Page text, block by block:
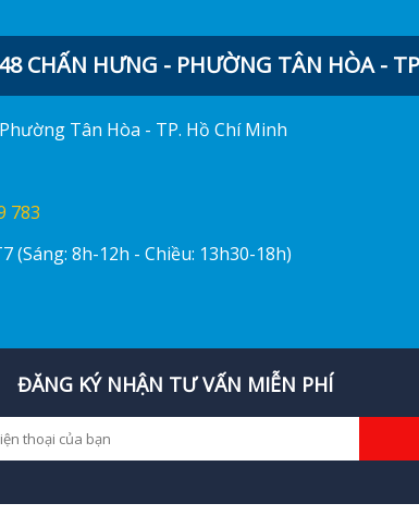
CHẤN HƯNG - PHƯỜNG TÂN HÒA -
Tân Hòa - TP. Hồ Chí Minh
783
(Sáng: 8h-12h - Chiều: 13h30-18h)
ĐĂNG KÝ NHẬN TƯ VẤN MIỄN PHÍ